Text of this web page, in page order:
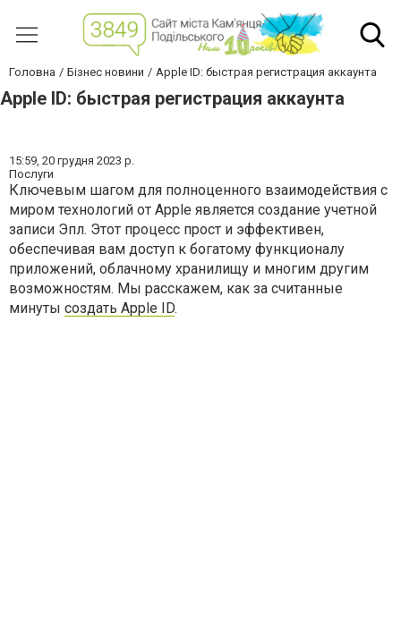
Головна Бізнес новини Apple ID: быстрая регистрация аккаунта
Apple ID: быстрая регистрация аккаунта
15:59, 20 грудня 2023 р.
Послуги
Ключевым шагом для полноценного взаимодействия с
миром технологий от Apple является создание учетной
записи Эпл. Этот процесс прост и эффективен,
обеспечивая вам доступ к богатому функционалу
приложений, облачному хранилищу и многим другим
возможностям. Мы расскажем, как за считанные
минуты создать Apple ID.